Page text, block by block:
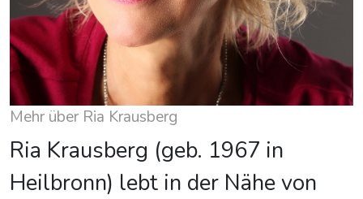
Mehr über Ria Krausberg
Ria Krausberg (geb. 1967 in
Heilbronn) lebt in der Nähe von